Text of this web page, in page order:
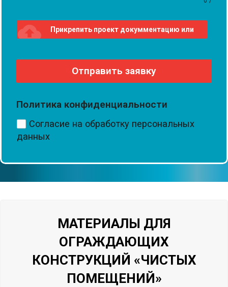
cloud_upload Прикрепить проект докумментацию или
Отправить заявку
Политика конфиденциальности
Согласие на обработку персональных
данных
МАТЕРИАЛЫ ДЛЯ
ОГРАЖДАЮЩИХ
КОНСТРУКЦИЙ «ЧИСТЫХ
ПОМЕЩЕНИЙ»